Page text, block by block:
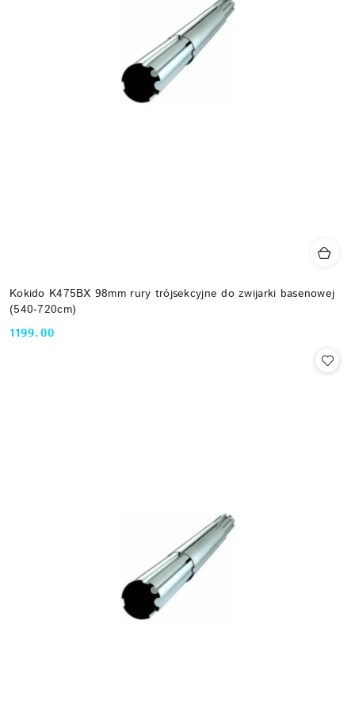
Kokido K475BX 98mm rury trójsekcyjne do zwijarki basenowej
(540-720cm)
Cena:
1199.00